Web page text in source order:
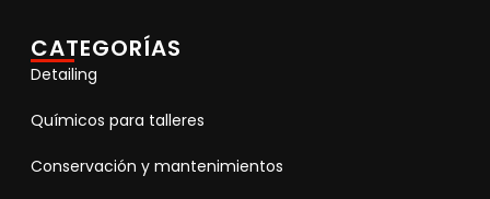
CATEGORÍAS
Detailing
Químicos para talleres
Conservación y mantenimientos